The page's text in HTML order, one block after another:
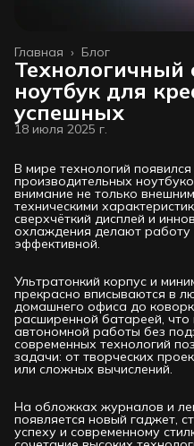
Блог
Главная ›
Технологичный
ноутбук для
успешных
18 июля 2025 г.
В мире технологий
производительных
внимание не только
техническими
сверхчёткий дисплей и
охлаждения делают
эффективной.
Ультратонкий корпус и
прекрасно вписываются в
домашнего офиса до
расширенной батареей, что
автономной работы без
современных технологий
задачи: от творческих
или сложных вычислений.
На обложках журналов и
появляется новый гаджет,
успеху и современному